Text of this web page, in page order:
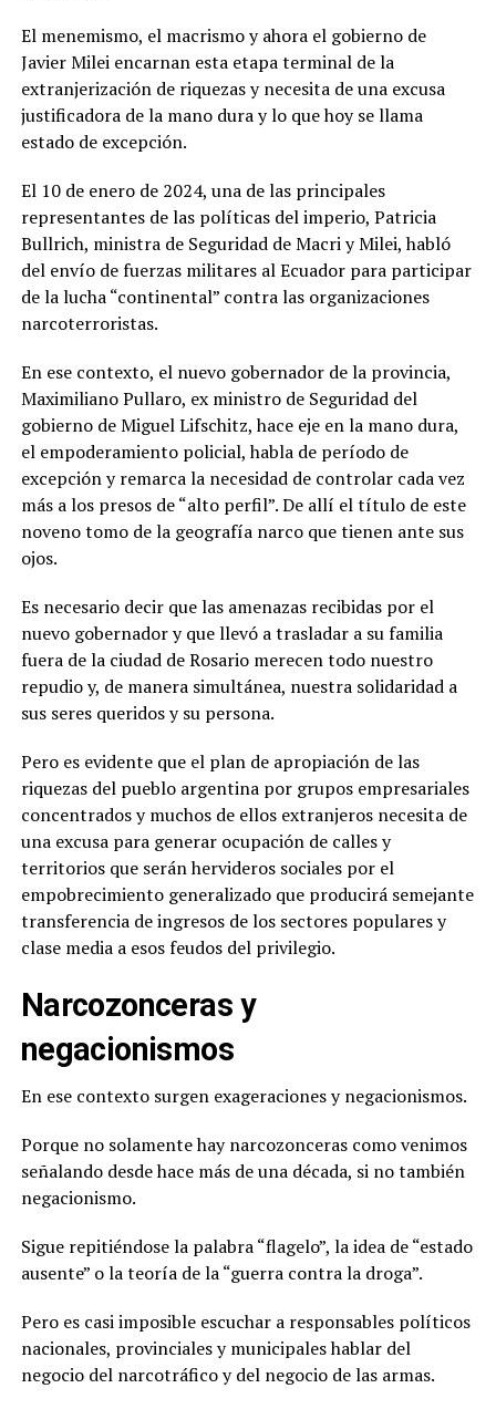
El menemismo, el macrismo y ahora el gobierno de
Javier Milei encarnan esta etapa terminal de la
extranjerización de riquezas y necesita de una excusa
justificadora de la mano dura y lo que hoy se llama
estado de excepción.
El 10 de enero de 2024, una de las principales
representantes de las políticas del imperio, Patricia
Bullrich, ministra de Seguridad de Macri y Milei, habló
del envío de fuerzas militares al Ecuador para participar
de la lucha “continental” contra las organizaciones
narcoterroristas.
En ese contexto, el nuevo gobernador de la provincia,
Maximiliano Pullaro, ex ministro de Seguridad del
gobierno de Miguel Lifschitz, hace eje en la mano dura,
el empoderamiento policial, habla de período de
excepción y remarca la necesidad de controlar cada vez
más a los presos de “alto perfil”. De allí el título de este
noveno tomo de la geografía narco que tienen ante sus
ojos.
Es necesario decir que las amenazas recibidas por el
nuevo gobernador y que llevó a trasladar a su familia
fuera de la ciudad de Rosario merecen todo nuestro
repudio y, de manera simultánea, nuestra solidaridad a
sus seres queridos y su persona.
Pero es evidente que el plan de apropiación de las
riquezas del pueblo argentina por grupos empresariales
concentrados y muchos de ellos extranjeros necesita de
una excusa para generar ocupación de calles y
territorios que serán hervideros sociales por el
empobrecimiento generalizado que producirá semejante
transferencia de ingresos de los sectores populares y
clase media a esos feudos del privilegio.
Narcozonceras y
negacionismos
En ese contexto surgen exageraciones y negacionismos.
Porque no solamente hay narcozonceras como venimos
señalando desde hace más de una década, si no también
negacionismo.
Sigue repitiéndose la palabra “flagelo”, la idea de “estado
ausente” o la teoría de la “guerra contra la droga”.
Pero es casi imposible escuchar a responsables políticos
nacionales, provinciales y municipales hablar del
negocio del narcotráfico y del negocio de las armas.